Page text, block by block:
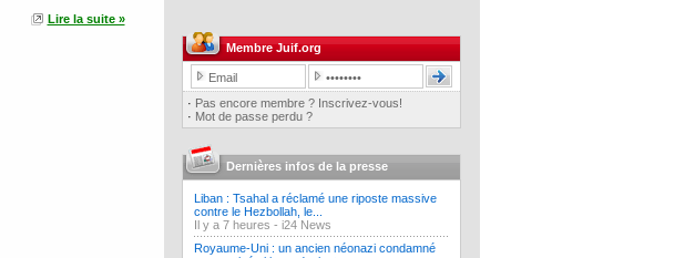
Lire la suite »
Membre Juif.org
· Pas encore membre ? Inscrivez-vous!
· Mot de passe perdu ?
Dernières infos de la presse
Liban : Tsahal a réclamé une riposte massive
contre le Hezbollah, le...
Il y a 7 heures - i24 News
Royaume-Uni : un ancien néonazi condamné